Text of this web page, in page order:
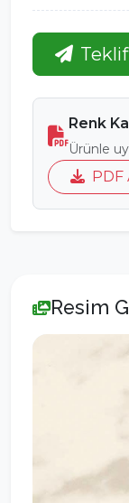
Renk
Ürünle
PDF
Resim